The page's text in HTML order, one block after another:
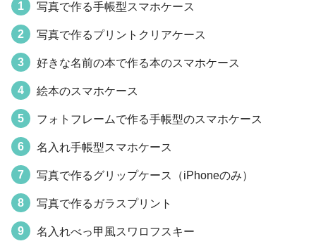
写真で作る手帳型スマホケース
写真で作るプリントクリアケース
好きな名前の本で作る本のスマホケース
絵本のスマホケース
フォトフレームで作る手帳型のスマホケース
名入れ手帳型スマホケース
写真で作るグリップケース（iPhoneのみ）
写真で作るガラスプリント
名入れべっ甲風スワロフスキー